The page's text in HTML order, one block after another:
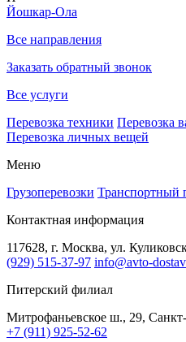
Йошкар-Ола
Все направления
Заказать обратный звонок
Все услуги
Перевозка техники Перевозка
Перевозка личных вещей
Меню
Грузоперевозки Транспортный
Контактная информация
117628, г. Москва, ул.
(929) 515-37-97 info@avto-
Питерский филиал
Митрофаньевское ш., 29,
+7 (911) 925-52-62